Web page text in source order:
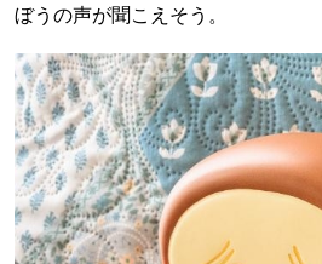
ぼうの声が聞こえそう。